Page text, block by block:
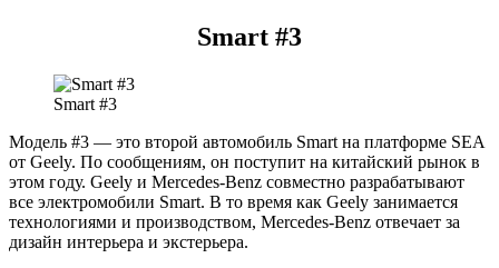
Smart #3
Smart #3
Модель #3 — это второй автомобиль Smart на платформе SEA
от Geely. По сообщениям, он поступит на китайский рынок в
этом году. Geely и Mercedes-Benz совместно разрабатывают
все электромобили Smart. В то время как Geely занимается
технологиями и производством, Mercedes-Benz отвечает за
дизайн интерьера и экстерьера.